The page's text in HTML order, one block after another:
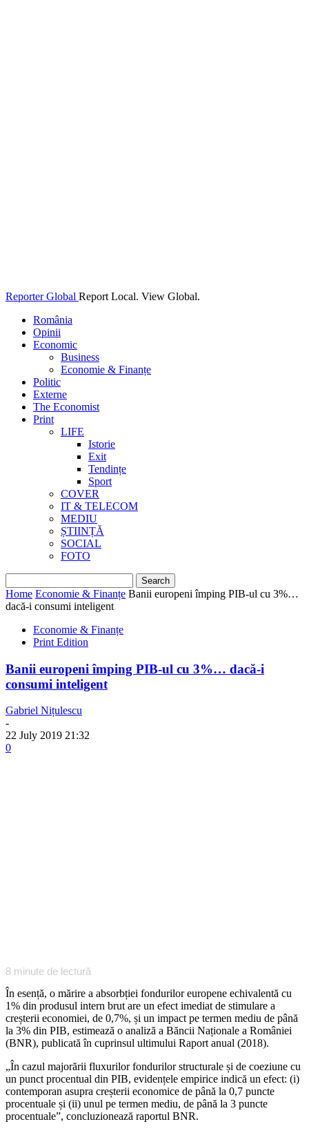
Reporter Global Report Local. View Global.
România
Opinii
Economic
Business
Economie & Finanțe
Politic
Externe
The Economist
Print
LIFE
Istorie
Exit
Tendințe
Sport
COVER
IT & TELECOM
MEDIU
ȘTIINȚĂ
SOCIAL
FOTO
Home Economie & Finanțe Banii europeni împing PIB-ul cu 3%…
dacă-i consumi inteligent
Economie & Finanțe
Print Edition
Banii europeni împing PIB-ul cu 3%… dacă-i
consumi inteligent
Gabriel Nițulescu
-
22 July 2019 21:32
0
8 minute de lectură
În esență, o mărire a absorbției fondurilor europene echivalentă cu
1% din produsul intern brut are un efect imediat de stimulare a
creșterii economiei, de 0,7%, și un impact pe termen mediu de până
la 3% din PIB, estimează o analiză a Băncii Naționale a României
(BNR), publicată în cuprinsul ultimului Raport anual (2018).
„În cazul majorării fluxurilor fondurilor structurale și de coeziune cu
un punct procentual din PIB, evidențele empirice indică un efect: (i)
contemporan asupra creșterii economice de până la 0,7 puncte
procentuale și (ii) unul pe termen mediu, de până la 3 puncte
procentuale”, concluzionează raportul BNR.